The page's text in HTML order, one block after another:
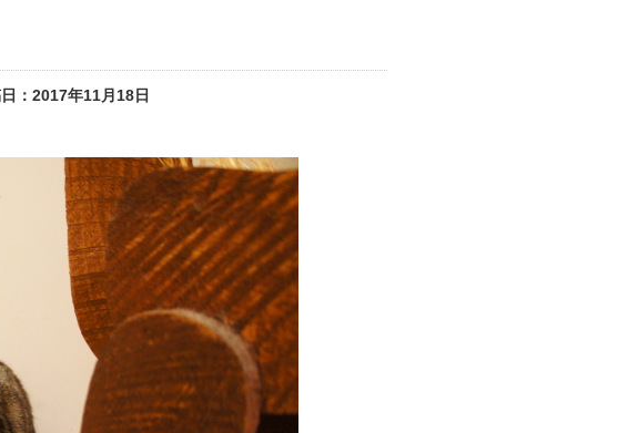
：2017年11月18日